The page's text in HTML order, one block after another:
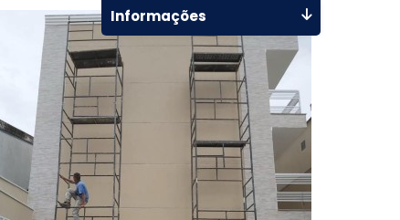
Informações